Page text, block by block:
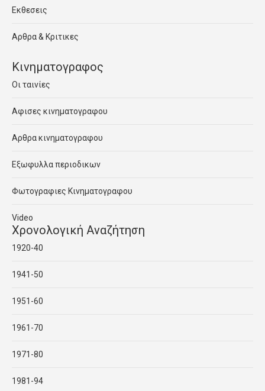
Εκθεσεις
Αρθρα & Κριτικες
Κινηματογραφος
Οι ταινίες
Αφισες κινηματογραφου
Αρθρα κινηματογραφου
Εξωφυλλα περιοδικων
Φωτογραφιες Κινηματογραφου
Video
Χρονολογική Αναζήτηση
1920-40
1941-50
1951-60
1961-70
1971-80
1981-94